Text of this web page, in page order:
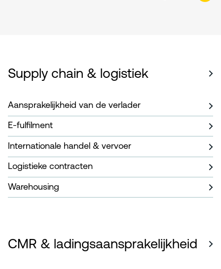
Supply chain & logistiek
Aansprakelijkheid van de verlader
E-fulfilment
Internationale handel & vervoer
Logistieke contracten
Warehousing
CMR & ladingsaansprakelijkheid